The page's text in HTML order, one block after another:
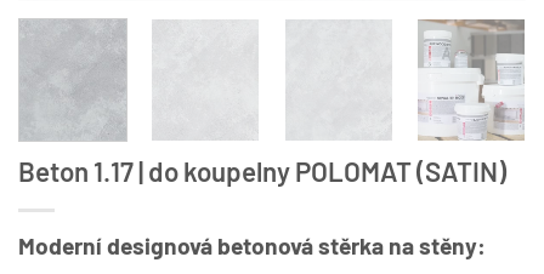
Beton 1.17 | do koupelny POLOMAT (SATIN)
Moderní designová betonová stěrka na stěny: